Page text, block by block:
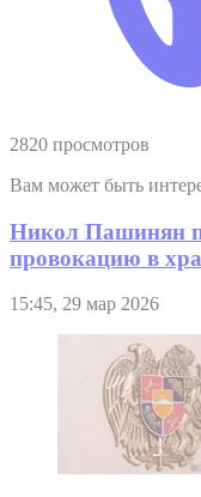
2820 просмотров
Вам может быть
Никол Пашинян
провокацию в
15:45, 29 мар 2026